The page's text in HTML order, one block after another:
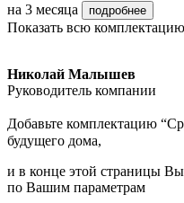
на 3 месяца
подробнее
Показать всю комплектацию
Николай Малышев
Руководитель компании
Добавьте комплектацию
будущего дома,
и в конце этой страницы
по Вашим параметрам